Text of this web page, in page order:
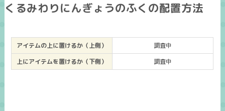
くるみわりにんぎょうのふくの配置方法
アイテムの上に置けるか（上側）
調査中
上にアイテムを置けるか（下側）
調査中